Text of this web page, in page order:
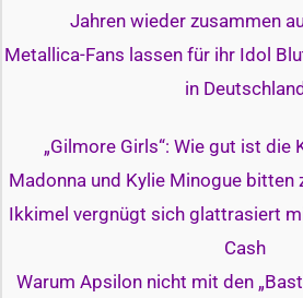
Jahren wieder zusammen
Metallica-Fans lassen für ihr Idol
in Deutschland
„Gilmore Girls“: Wie gut ist die
Madonna und Kylie Minogue
Ikkimel vergnügt sich glattrasiert
Cash
Warum Apsilon nicht mit den